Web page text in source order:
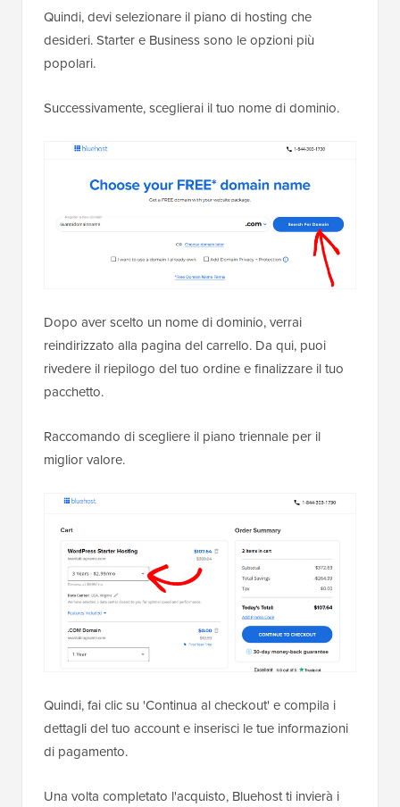
Quindi, devi selezionare il piano di hosting che
desideri. Starter e Business sono le opzioni più
popolari.
Successivamente, sceglierai il tuo nome di dominio.
Dopo aver scelto un nome di dominio, verrai
reindirizzato alla pagina del carrello. Da qui, puoi
rivedere il riepilogo del tuo ordine e finalizzare il tuo
pacchetto.
Raccomando di scegliere il piano triennale per il
miglior valore.
Quindi, fai clic su 'Continua al checkout' e compila i
dettagli del tuo account e inserisci le tue informazioni
di pagamento.
Una volta completato l'acquisto, Bluehost ti invierà i